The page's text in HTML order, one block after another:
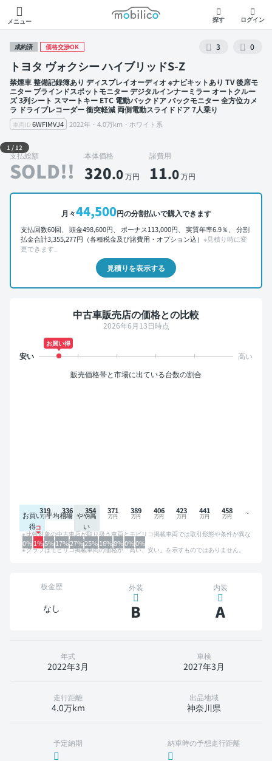
メニュー
モビリコ
探す ログイン
成約済 価格交渉OK 3 0
トヨタ ヴォクシー ハイブリッドS-Z
禁煙車 整備記録簿あり ディスプレイオーディオ ※ナビキットあり TV 後席モ
ニター ブラインドスポットモニター デジタルインナーミラー オートクルー
ズ 3列シート スマートキー ETC 電動バックドア バックモニター 全方位カメ
ラ ドライブレコーダー 衝突軽減 両側電動スライドドア 7人乗り
車両ID 6WFIMVJ4 2022年・4.0万km・ホワイト系
外装 左前
1 /12
支払総額
SOLD!!
本体価格
320.0万円
諸費用
11.0万円
月々44,500円の分割払いで購入できます
支払回数60回、 頭金498,600円、 ボーナス113,000円、 実質年率6.9％、 分割
払金合計3,355,277円（各種税金及び諸費用・オプション込） ※見積り時に変
更できます。
見積りを表示する
中古車販売店の価格との比較
2026年6月13日時点
お買い得
販売価格帯と市場に出ている台数の割合
お買い
得
平均相場 やや高
い
0%1%5%17%27%25%16%8%0%0%
319 336 354 371 389 406 423 441 458
比較対象の中古車店が取り扱う車両とモビリコ掲載車両では取引形態や条件が異な
るため、グラフは参考情報です。
グラフはモビリコ掲載車両の価格が「高い、安い」を示すものではありません。
板金歴
なし
外装
B
内装
A
年式
2022年3月
車検
2027年3月
走行距離
4.0万km
出品地域
神奈川県
予定納期 納車時の予想走行距離